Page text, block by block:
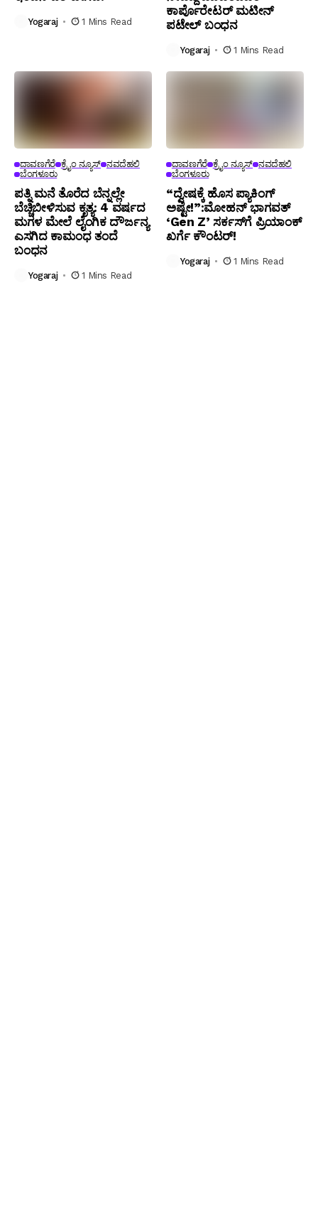
Yogaraj 1 Mins Read
ಕಾರ್ಪೊರೇಟರ್ ಮಟೀನ್
ಪಟೇಲ್ ಬಂಧನ
Yogaraj 1 Mins Read
ದಾವಣಗೆರೆ ಕ್ರೈಂ ನ್ಯೂಸ್ ನವದೆಹಲಿ
ಬೆಂಗಳೂರು
ಪತ್ನಿ ಮನೆ ತೊರೆದ ಬೆನ್ನಲ್ಲೇ
ಬೆಚ್ಚಿಬೀಳಿಸುವ ಕೃತ್ಯ: 4 ವರ್ಷದ
ಮಗಳ ಮೇಲೆ ಲೈಂಗಿಕ ದೌರ್ಜನ್ಯ
ಎಸಗಿದ ಕಾಮಂಧ ತಂದೆ
ಬಂಧನ
Yogaraj 1 Mins Read
ದಾವಣಗೆರೆ ಕ್ರೈಂ ನ್ಯೂಸ್ ನವದೆಹಲಿ
ಬೆಂಗಳೂರು
“ದ್ವೇಷಕ್ಕೆ ಹೊಸ ಪ್ಯಾಕಿಂಗ್
ಅಷ್ಟೇ!”:ಮೋಹನ್ ಭಾಗವತ್‌
‘Gen Z’ ಸರ್ಕಸ್‌ಗೆ ಪ್ರಿಯಾಂಕ್
ಖರ್ಗೆ ಕೌಂಟರ್!
Yogaraj 1 Mins Read